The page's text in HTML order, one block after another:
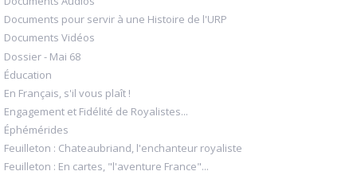
Documents pour servir à une Histoire de l'URP
Documents Vidéos
Dossier - Mai 68
Éducation
En Français, s'il vous plaît !
Engagement et Fidélité de Royalistes...
Éphémérides
Feuilleton : Chateaubriand, l'enchanteur royaliste
Feuilleton : En cartes, "l'aventure France"...